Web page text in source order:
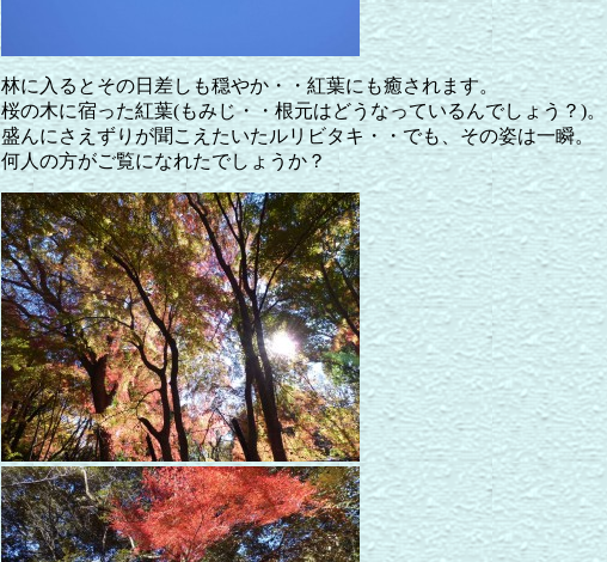
林に入るとその日差しも穏やか・・紅葉にも癒されます。
桜の木に宿った紅葉(もみじ・・根元はどうなっているんでしょう？)。
盛んにさえずりが聞こえたいたルリビタキ・・でも、その姿は一瞬。
何人の方がご覧になれたでしょうか？